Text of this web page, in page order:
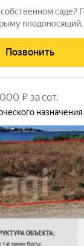
саде?
Позвонить
₽ за сот.
назначения